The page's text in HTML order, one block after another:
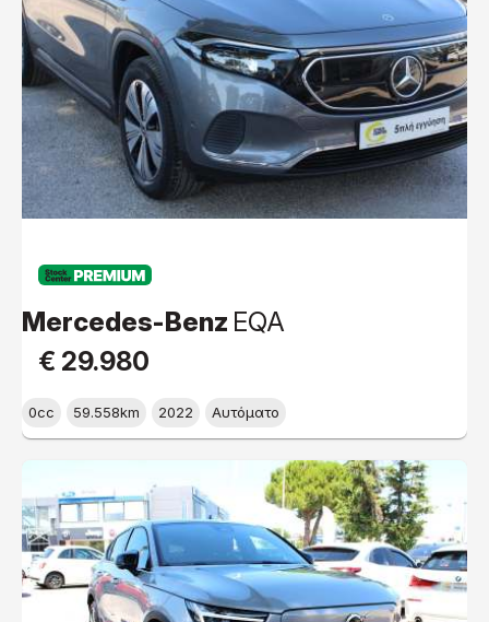
PREMIUM
Mercedes-Benz EQA
€ 29.980
0cc 59.558km 2022 Αυτόματο